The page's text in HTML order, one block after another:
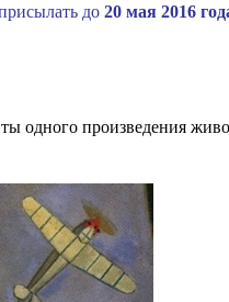
до 20 мая 2016
одного произведения